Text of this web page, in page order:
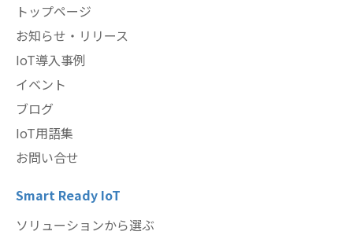
トップページ
お知らせ・リリース
IoT導入事例
イベント
ブログ
IoT用語集
お問い合せ
Smart Ready IoT
ソリューションから選ぶ